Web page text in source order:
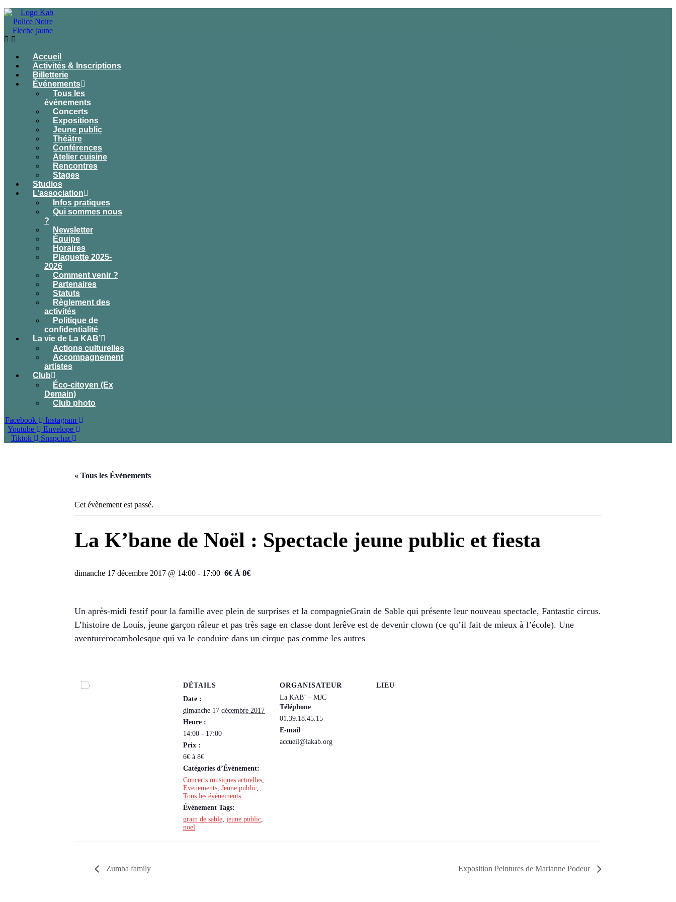
Accueil
Activités & Inscriptions
Billetterie
Événements
Tous les
événements
Concerts
Expositions
Jeune public
Théâtre
Conférences
Atelier cuisine
Rencontres
Stages
Studios
L’association
Infos pratiques
Qui sommes nous
?
Newsletter
Équipe
Horaires
Plaquette 2025-
2026
Comment venir ?
Partenaires
Statuts
Règlement des
activités
Politique de
confidentialité
La vie de La KAB’
Actions culturelles
Accompagnement
artistes
Club
Éco-citoyen (Ex
Demain)
Club photo
Facebook
Instagram
Youtube
Envelope
Tiktok
Snapchat
« Tous les Évènements
Cet évènement est passé.
La K’bane de Noël : Spectacle jeune public et fiesta
dimanche 17 décembre 2017 @ 14:00 - 17:00 6€ À 8€
Un après-midi festif pour la famille avec plein de surprises et la compagnieGrain de Sable qui présente leur nouveau spectacle, Fantastic circus.
L’histoire de Louis, jeune garçon râleur et pas très sage en classe dont lerêve est de devenir clown (ce qu’il fait de mieux à l’école). Une
aventurerocambolesque qui va le conduire dans un cirque pas comme les autres
DÉTAILS
Date :
dimanche 17 décembre 2017
Heure :
14:00 - 17:00
Prix :
6€ à 8€
Catégories d’Évènement:
Concerts musiques actuelles
Evenements Jeune public
Tous les événements
Évènement Tags:
grain de sable jeune public
noel
ORGANISATEUR
La KAB’ – MJC
Téléphone
01.39.18.45.15
E-mail
accueil@lakab.org
LIEU
Zumba family Exposition Peintures de Marianne Podeur